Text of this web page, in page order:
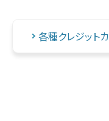
各種クレジット